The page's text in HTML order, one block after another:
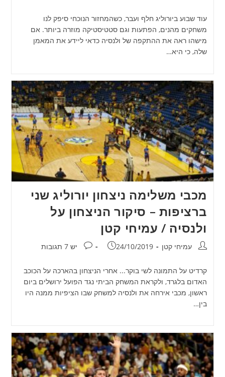
עוד שבוע ביורוליג חלף ועבר, כשהמחזור הנוכחי סיפק לנו
משחקים מהנים, הפתעות וגם סטטיסטיקה מוזרה ביותר. אם
מישהו ראה את ההתקפה של ולנסיה כדאי ליידע את המאמן
שלה, כי היא…
מכבי משלימה ניצחון יורוליג שני
ברציפות – סיקור הניצחון על
ולנסיה / עמיחי קטן
מחבר:עמיחי קטן פורסם:
24/10/2019 תגובות:
יש 7 תגובות
קרדיט על התמונה לשי בוקר... אחרי הניצחון בהארכה על הכוכב
האדום בלגרד, ולקראת המשחק הביתי נגד הפועל ירושלים ביום
ראשון, מכבי אירחה את ולנסיה למשחק שבו הציפיות ממנה היו
בין…